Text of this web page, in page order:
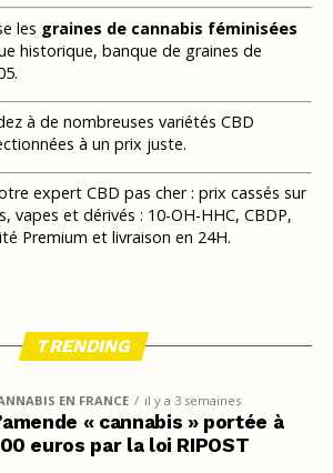
les graines de cannabis féminisées
historique, banque de graines de
à de nombreuses variétés CBD
à un prix juste.
expert CBD pas cher : prix cassés sur
vapes et dérivés : 10-OH-HHC, CBDP,
Premium et livraison en 24H.
TRENDING
EN FRANCE il y a 3 semaines
« cannabis » portée à
euros par la loi RIPOST